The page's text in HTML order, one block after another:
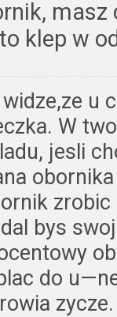
masz
klep w
widze,ze u
W
jesli
bys
do
zycze.